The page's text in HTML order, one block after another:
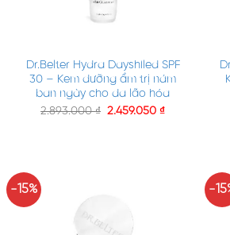
Dr.Belter Hydra Dayshiled SPF
30 – Kem dưỡng ẩm trị nám
ban ngày cho da lão hóa
2.893.000₫ 2.459.050₫
-15% -